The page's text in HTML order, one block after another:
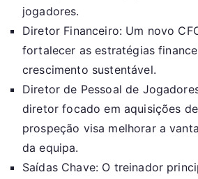
jogadores.
Diretor Financeiro: Um novo
fortalecer as estratégias
crescimento sustentável.
Diretor de Pessoal de
diretor focado em aquisições
prospeção visa melhorar a
da equipa.
Saídas Chave: O treinador